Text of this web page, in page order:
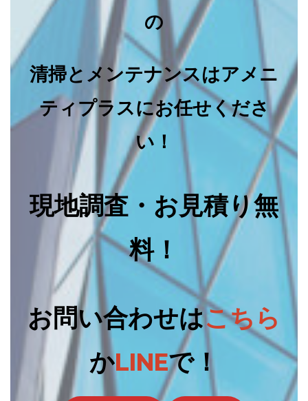
の
清掃とメンテナンスはアメニ
ティプラスにお任せくださ
い！
現地調査・お見積り無
料！
お問い合わせはこちら
かLINEで！